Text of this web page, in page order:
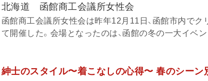
北海道 函館商工会議所女性会
函館商工会議所女性会は昨年12月11日、函館市内で
て開催した。会場となったのは、函館の冬の一大イベ
紳士のスタイル〜着こなしの心得〜 春のシーン